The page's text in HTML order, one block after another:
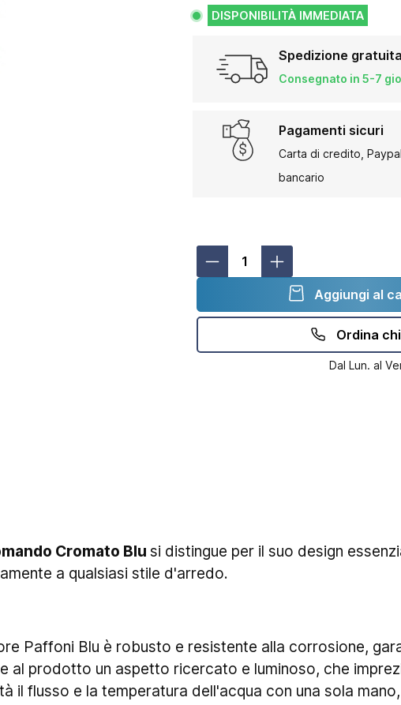
DISPONIBILITÀ IMMEDIATA
Spedizione
Consegnato in 5-7
Pagamenti sicuri
Carta di credito,
bancario
Aggiungi al
Ordina
Dal Lun. al
Cromato Blu si distingue per il suo design
a qualsiasi stile d'arredo.
Paffoni Blu è robusto e resistente alla corrosione,
al prodotto un aspetto ricercato e luminoso, che
il flusso e la temperatura dell'acqua con una sola